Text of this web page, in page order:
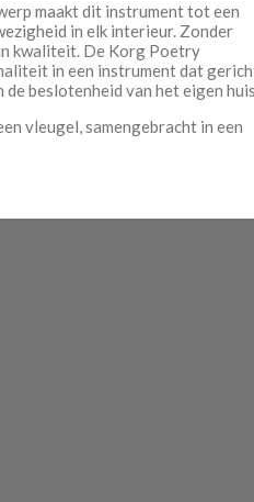
maakt dit instrument tot een
in elk interieur. Zonder
kwaliteit. De Korg Poetry
in een instrument dat
de beslotenheid van het eigen
vleugel, samengebracht in een